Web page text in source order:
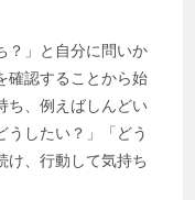
？」と自分に問いか
確認することから始
ち、例えばしんどい
うしたい？」「どう
け、行動して気持ち